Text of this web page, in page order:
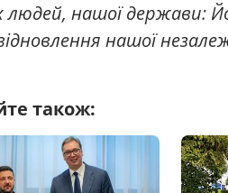
нашої держави:
нашої
також: